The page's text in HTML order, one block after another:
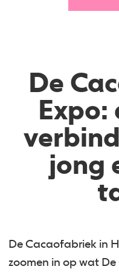
De
jong
De Cacaofabriek in
zoomen in op wat